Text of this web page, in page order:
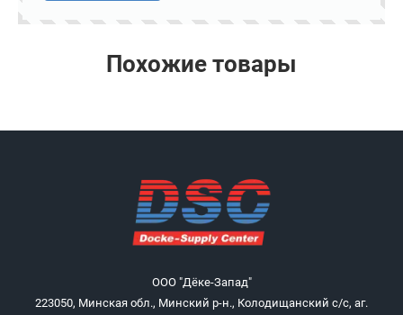
Похожие товары
ООО "Дёке-Запад"
223050, Минская обл., Минский р-н., Колодищанский с/с, аг.